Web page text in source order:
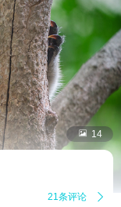
 14
21条评论 